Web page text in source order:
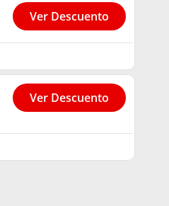
Ver Descuento
Ver Descuento